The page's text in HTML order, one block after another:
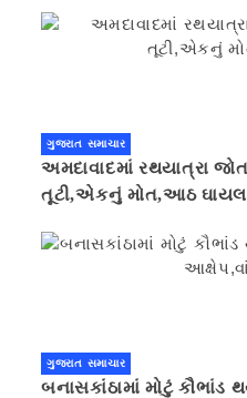
ગુજરાત સમાચાર
અમદાવાદમાં રથયાત્રા
તૂટી,એકનું મોત,આઠ ઘાયલ
ગુજરાત સમાચાર
બનાસકાંઠામાં મોટું કૌભાંડ